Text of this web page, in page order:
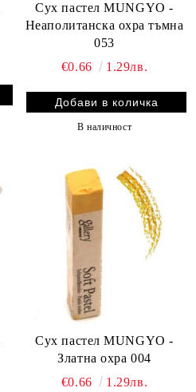
Сух пастел MUNGYO -
Неаполитанска охра тъмна
053
€0.66
1.29лв.
В наличност
Сух пастел MUNGYO -
Златна охра 004
€0.66
1.29лв.